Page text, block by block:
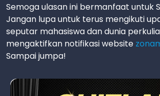
Semoga ulasan ini bermanfaat untuk
Jangan lupa untuk terus mengikuti
seputar mahasiswa dan dunia
mengaktifkan notifikasi website
Sampai jumpa!